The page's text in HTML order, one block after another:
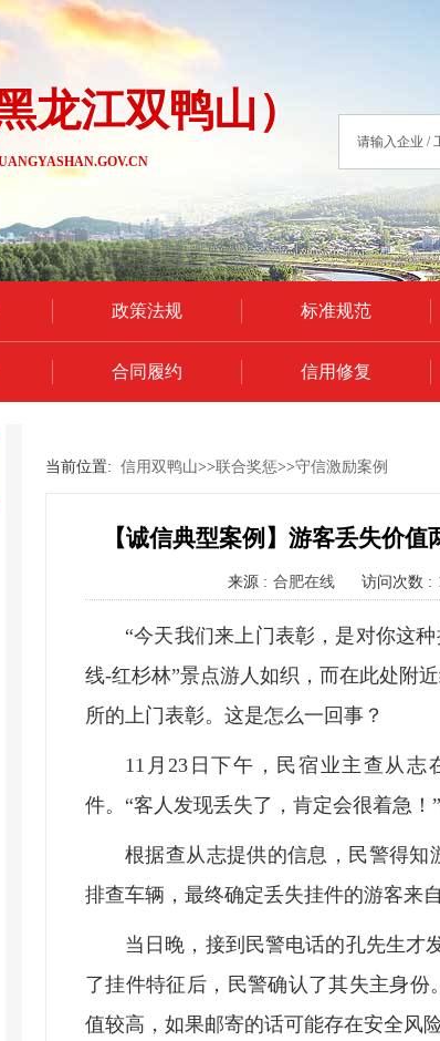
龙江双鸭山）
政策法规 标准规范
合同履约 信用修复
当前位置: 信用双鸭山>>联合奖惩>>守信激励案例
【诚信典型案例】游客丢失价
来源 : 合肥在线 访问次数 :
“今天我们来上门表彰，是对你这
线-红杉林”景点游人如织，而在此处附
所的上门表彰。这是怎么一回事？
11月23日下午，民宿业主查从
件。“客人发现丢失了，肯定会很着急！
根据查从志提供的信息，民警得
排查车辆，最终确定丢失挂件的游客来
当日晚，接到民警电话的孔先生才
了挂件特征后，民警确认了其失主身
值较高，如果邮寄的话可能存在安全风